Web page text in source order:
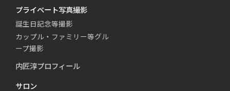
プライベート写真撮影
誕生日記念等撮影
カップル・ファミリー等グル
ープ撮影
内匠淳プロフィール
サロン